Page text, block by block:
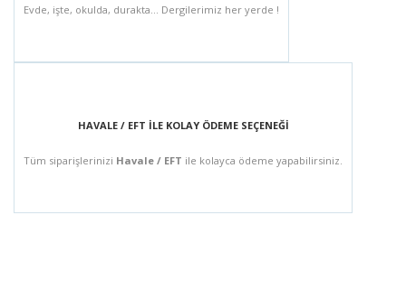
Evde, işte, okulda, durakta... Dergilerimiz her yerde !
HAVALE / EFT İLE KOLAY ÖDEME SEÇENEĞİ
Tüm siparişlerinizi Havale / EFT ile kolayca ödeme yapabilirsiniz.